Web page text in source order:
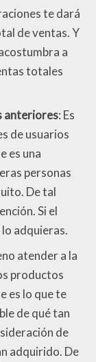
te dará
de ventas. Y
a
totales
anteriores: Es
de usuarios
es una
personas
De tal
Si el
adquieras.
atender a la
productos
es lo que te
de qué tan
de
adquirido. De